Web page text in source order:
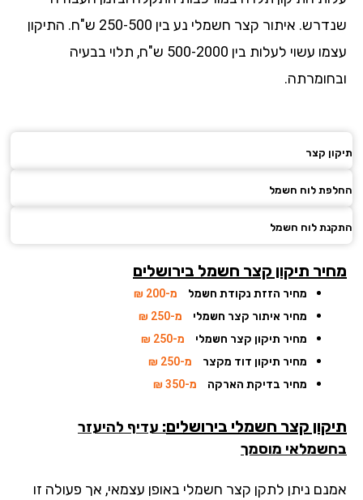
שנדרש. איתור קצר חשמלי נע בין 250-500 ש"ח. התיקון
עצמו עשוי לעלות בין 500-2000 ש"ח, תלוי בבעיה
קצר
לוח חשמל
לוח חשמל
תיקון קצר חשמלבירושלים
מחיר הזזת נקודת חשמל
מ-200 ₪
מחיר איתור קצר חשמלי
מ-250 ₪
מחיר תיקון קצר חשמלי
מ-250 ₪
מחיר תיקון דוד מקצר
מ-250 ₪
מחיר בדיקת הארקה
מ-350 ₪
קצר חשמלי בירושלים: עדיף להיעזר
מוסמך
ניתן לתקן קצר חשמלי באופן עצמאי, אך פעולה זו